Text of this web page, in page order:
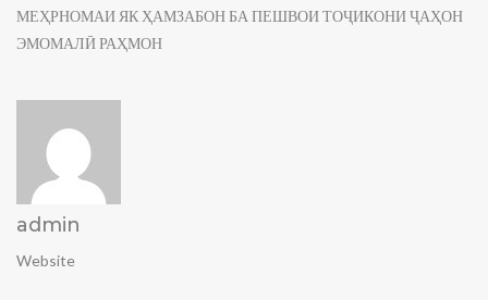
МЕҲРНОМАИ ЯК ҲАМЗАБОН БА ПЕШВОИ ТОҶИКОНИ ҶАҲОН
ЭМОМАЛӢ РАҲМОН
admin
Website